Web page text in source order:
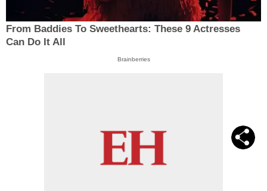
From Baddies To Sweethearts: These 9 Actresses
Can Do It All
Brainberries